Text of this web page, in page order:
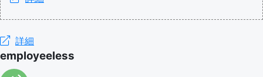
詳細
employeeless